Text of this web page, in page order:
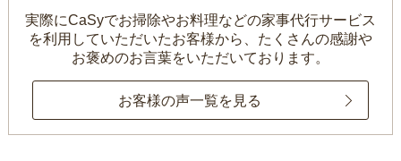
実際にCaSyでお掃除やお料理などの家事代行サービス
を利用していただいたお客様から、 たくさんの感謝や
お褒めのお言葉をいただいております。
お客様の声一覧を見る